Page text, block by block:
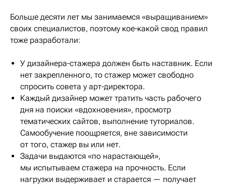
Больше десяти лет мы занимаемся «выращиванием»
своих специалистов, поэтому кое-какой свод правил
тоже разработали:
У дизайнера-стажера должен быть наставник. Если
нет закрепленного, то стажер может свободно
спросить совета у арт-директора.
Каждый дизайнер может тратить часть рабочего
дня на поиски «вдохновения», просмотр
тематических сайтов, выполнение туториалов.
Самообучение поощряется, вне зависимости
от того, стажер вы или нет.
Задачи выдаются «по нарастающей»,
мы испытываем стажера на прочность. Если
нагрузки выдерживает и старается — получает